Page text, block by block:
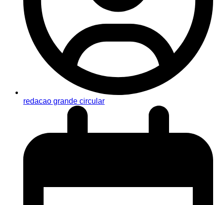
redacao grande circular